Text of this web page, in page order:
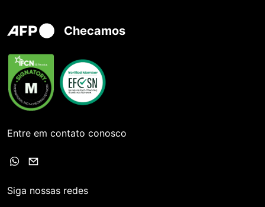
Checamos
Entre em contato conosco
Siga nossas redes